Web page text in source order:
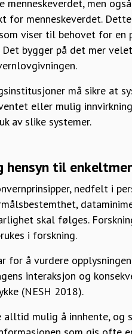
menneskeverdet, men
for menneskeverdet.
viser til behovet for
bygger på det mer
må sikre at
eller mulig
av slike systemer.
hensyn til
nedfelt i
skal følges.
i forskning.
for å vurdere
interaksjon og
(NESH 2018).
alltid mulig å innhente,